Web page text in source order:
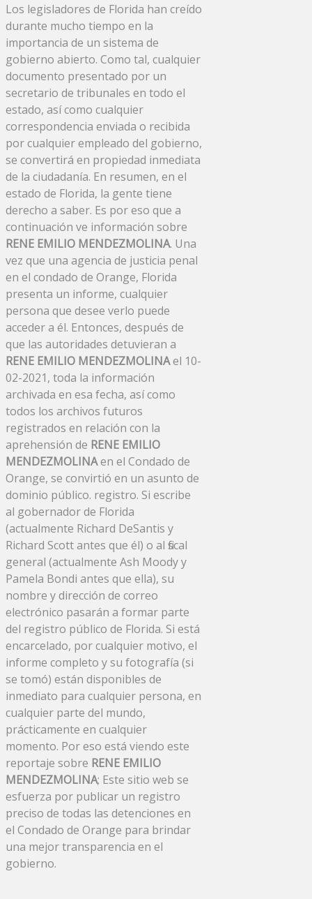
Los legisladores de Florida han creído
durante mucho tiempo en la
importancia de un sistema de
gobierno abierto. Como tal, cualquier
documento presentado por un
secretario de tribunales en todo el
estado, así como cualquier
correspondencia enviada o recibida
por cualquier empleado del gobierno,
se convertirá en propiedad inmediata
de la ciudadanía. En resumen, en el
estado de Florida, la gente tiene
derecho a saber. Es por eso que a
continuación ve información sobre
RENE EMILIO MENDEZMOLINA. Una
vez que una agencia de justicia penal
en el condado de Orange, Florida
presenta un informe, cualquier
persona que desee verlo puede
acceder a él. Entonces, después de
que las autoridades detuvieran a
RENE EMILIO MENDEZMOLINAel 10-
02-2021, toda la información
archivada en esa fecha, así como
todos los archivos futuros
registrados en relación con la
aprehensión de RENE EMILIO
MENDEZMOLINAen el Condado de
Orange, se convirtió en un asunto de
dominio público. registro. Si escribe
al gobernador de Florida
(actualmente Richard DeSantis y
Richard Scott antes que él) o al fiscal
general (actualmente Ash Moody y
Pamela Bondi antes que ella), su
nombre y dirección de correo
electrónico pasarán a formar parte
del registro público de Florida. Si está
encarcelado, por cualquier motivo, el
informe completo y su fotografía (si
se tomó) están disponibles de
inmediato para cualquier persona, en
cualquier parte del mundo,
prácticamente en cualquier
momento. Por eso está viendo este
reportaje sobre RENE EMILIO
MENDEZMOLINA; Este sitio web se
esfuerza por publicar un registro
preciso de todas las detenciones en
el Condado de Orange para brindar
una mejor transparencia en el
gobierno.